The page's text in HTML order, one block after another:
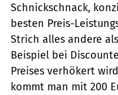
Schnickschnack,
besten Preis-
Strich alles andere
Beispiel bei
Preises verhökert
kommt man mit 200